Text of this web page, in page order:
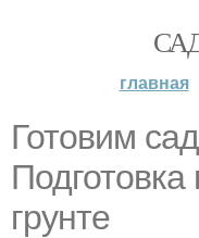
главная
Готовим
грунте